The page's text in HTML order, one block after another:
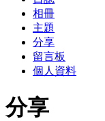
相冊
主題
分享
留言板
個人資料
分享